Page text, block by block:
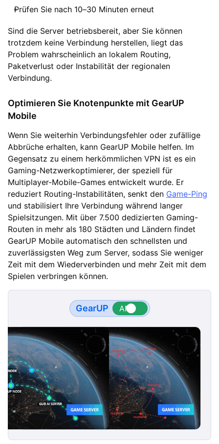
Prüfen Sie nach 10–30 Minuten erneut
Sind die Server betriebsbereit, aber Sie können
trotzdem keine Verbindung herstellen, liegt das
Problem wahrscheinlich an lokalem Routing,
Paketverlust oder Instabilität der regionalen
Verbindung.
Optimieren Sie Knotenpunkte mit GearUP
Mobile
Wenn Sie weiterhin Verbindungsfehler oder zufällige
Abbrüche erhalten, kann GearUP Mobile helfen. Im
Gegensatz zu einem herkömmlichen VPN ist es ein
Gaming-Netzwerkoptimierer, der speziell für
Multiplayer-Mobile-Games entwickelt wurde. Er
reduziert Routing-Instabilitäten, senkt den Game-Ping
und stabilisiert Ihre Verbindung während langer
Spielsitzungen. Mit über 7.500 dedizierten Gaming-
Routen in mehr als 180 Städten und Ländern findet
GearUP Mobile automatisch den schnellsten und
zuverlässigsten Weg zum Server, sodass Sie weniger
Zeit mit dem Wiederverbinden und mehr Zeit mit dem
Spielen verbringen können.
GearUP